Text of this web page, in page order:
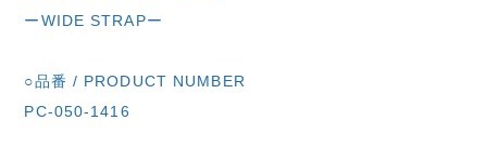
ーWIDE STRAPー
○品番 / PRODUCT NUMBER
PC-050-1416